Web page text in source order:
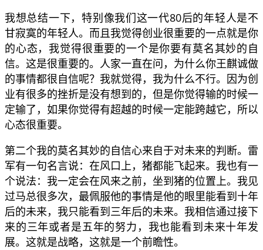
我想总结一下，特别像我们这一代80后的年轻人是不
甘寂寞的年轻人。而且我觉得创业很重要的一点就是你
的心态，我觉得很重要的一个是你要有莫名其妙的自
信。这是很重要的。人家一直在问，为什么你王麒诚做
的事情都很自信呢？我就觉得，我为什么不行。因为创
业有很多的挫折是没有想到的，但是你觉得输的时候一
定输了，如果你觉得有超越的时候一定能跨越它，所以
心态很重要。
第二个我的莫名其妙的自信心来自于对未来的判断。雷
军有一句名言说：在风口上，猪都能飞起来。我也有一
个说法：我一定会在风来之前，坐到猪的位置上。我见
过马总很多次，最佩服他的事情是他的眼里能看到十年
后的未来，我只能看到三年后的未来。我相信通过接下
来的三年或者是五年的努力，我也能看到未来十年发
展。这就是战略，这就是一个前瞻性。